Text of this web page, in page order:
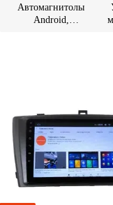
Автомагнитолы
Android,